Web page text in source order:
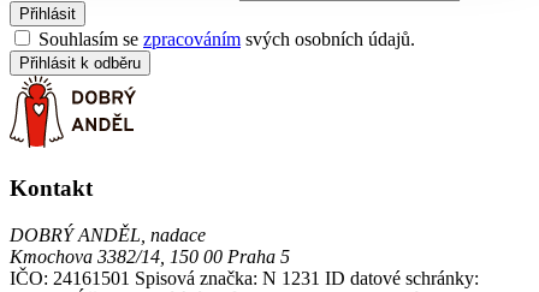
Přihlásit
Souhlasím se zpracováním svých osobních údajů.
Přihlásit k odběru
Kontakt
DOBRÝ ANDĚL, nadace
Kmochova 3382/14, 150 00 Praha 5
IČO: 24161501 Spisová značka: N 1231 ID datové schránky: